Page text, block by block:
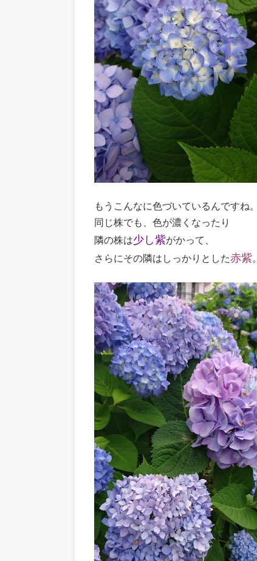
もうこんなに色づいているんですね。
同じ株でも、色が濃くなったり
隣の株は少し紫がかって、
さらにその隣はしっかりとした赤紫。